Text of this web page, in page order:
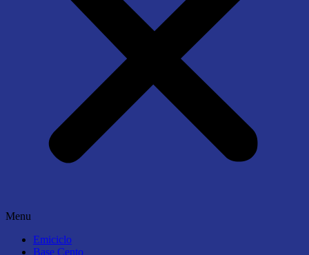
Menu
Emiciclo
Base Cento